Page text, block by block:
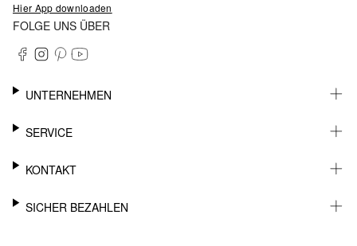
Hier App downloaden
FOLGE UNS ÜBER
UNTERNEHMEN
KARRIERE
BARRIEREFREIHEIT
SERVICE
WHATSAPP
MEIN KONTO
KONTAKT
SUPPORT
SICHER BEZAHLEN